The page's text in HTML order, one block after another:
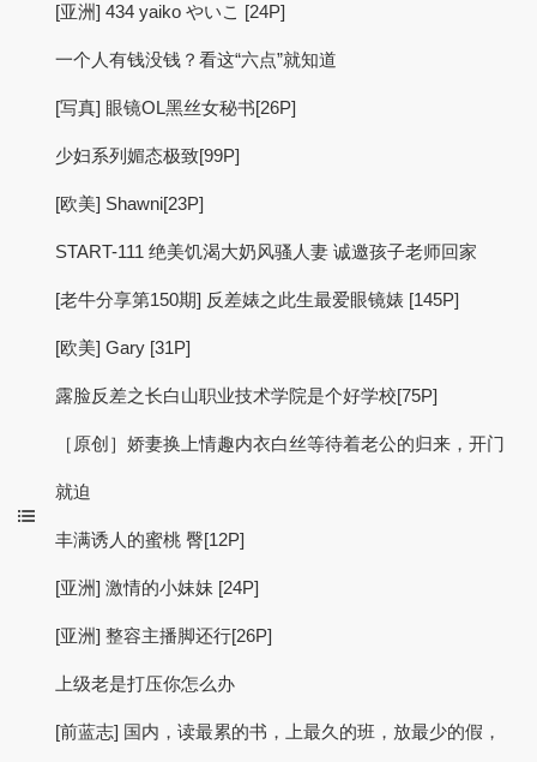
[亚洲] 434 yaiko やいこ [24P]
一个人有钱没钱？看这“六点”就知道
[写真] 眼镜OL黑丝女秘书[26P]
少妇系列媚态极致[99P]
[欧美] Shawni[23P]
START-111 绝美饥渴大奶风骚人妻 诚邀孩子老师回家
[老牛分享第150期] 反差婊之此生最爱眼镜婊 [145P]
[欧美] Gary [31P]
露脸反差之长白山职业技术学院是个好学校[75P]
［原创］娇妻换上情趣内衣白丝等待着老公的归来，开门
就迫
丰满诱人的蜜桃 臀[12P]
[亚洲] 激情的小妹妹 [24P]
[亚洲] 整容主播脚还行[26P]
上级老是打压你怎么办
[前蓝志] 国内，读最累的书，上最久的班，放最少的假，